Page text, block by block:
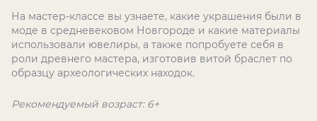
На мастер-классе вы узнаете, какие украшения были в
моде в средневековом Новгороде и какие материалы
использовали ювелиры, а также попробуете себя в
роли древнего мастера, изготовив витой браслет по
образцу археологических находок.
Рекомендуемый возраст: 6+